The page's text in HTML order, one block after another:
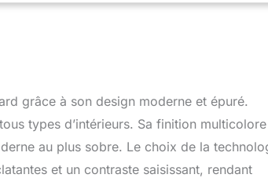
grâce à son design moderne et épuré.
types d’intérieurs. Sa finition multicolore
au plus sobre. Le choix de la
et un contraste saisissant, rendant